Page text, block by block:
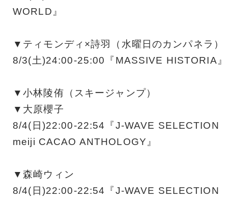
WORLD』
▼ティモンディ×詩羽（水曜日のカンパネラ）
8/3(土)24:00-25:00『MASSIVE HISTORIA』
▼小林陵侑（スキージャンプ）
▼大原櫻子
8/4(日)22:00-22:54『J-WAVE SELECTION
meiji CACAO ANTHOLOGY』
▼森崎ウィン
8/4(日)22:00-22:54『J-WAVE SELECTION